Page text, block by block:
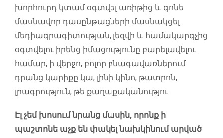
խորհուրդ կտամ օգտվել առիթից և գոնե
մասնավոր դասընթացների մասնակցել
մեդիագրագիտության, լեզվի և համակարգչից
օգտվելու իրենց իմացությունը բարելավելու
համար, ի վերջո, բոլոր բնագավառներում
դրանց կարիքը կա, լինի կինո, թատրոն,
լրագրություն, թե քաղաքականությու
Էլ չեմ խոսում նրանց մասին, որոնք ի
պաշտոնե աչք են փակել նախկինում արված